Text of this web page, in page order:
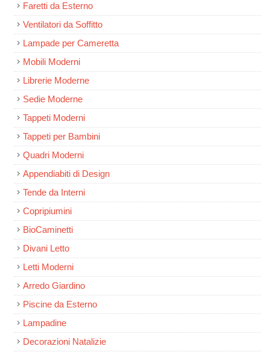
Faretti da Esterno
Ventilatori da Soffitto
Lampade per Cameretta
Mobili Moderni
Librerie Moderne
Sedie Moderne
Tappeti Moderni
Tappeti per Bambini
Quadri Moderni
Appendiabiti di Design
Tende da Interni
Copripiumini
BioCaminetti
Divani Letto
Letti Moderni
Arredo Giardino
Piscine da Esterno
Lampadine
Decorazioni Natalizie